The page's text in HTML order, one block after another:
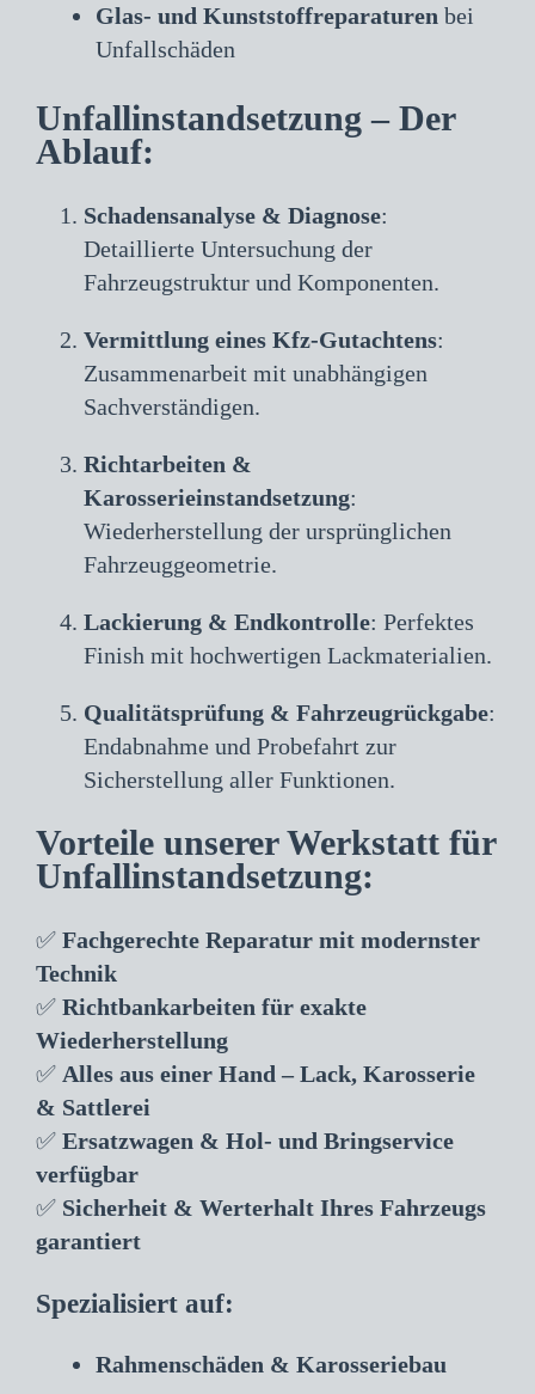
Glas- und Kunststoffreparaturen bei
Unfallschäden
Unfallinstandsetzung – Der
Ablauf:
Schadensanalyse & Diagnose:
Detaillierte Untersuchung der
Fahrzeugstruktur und Komponenten.
Vermittlung eines Kfz-Gutachtens:
Zusammenarbeit mit unabhängigen
Sachverständigen.
Richtarbeiten &
Karosserieinstandsetzung:
Wiederherstellung der ursprünglichen
Fahrzeuggeometrie.
Lackierung & Endkontrolle: Perfektes
Finish mit hochwertigen Lackmaterialien.
Qualitätsprüfung & Fahrzeugrückgabe:
Endabnahme und Probefahrt zur
Sicherstellung aller Funktionen.
Vorteile unserer Werkstatt für
Unfallinstandsetzung:
✅ Fachgerechte Reparatur mit modernster
Technik
✅ Richtbankarbeiten für exakte
Wiederherstellung
✅ Alles aus einer Hand – Lack, Karosserie
& Sattlerei
✅ Ersatzwagen & Hol- und Bringservice
verfügbar
✅ Sicherheit & Werterhalt Ihres Fahrzeugs
garantiert
Spezialisiert auf:
Rahmenschäden & Karosseriebau